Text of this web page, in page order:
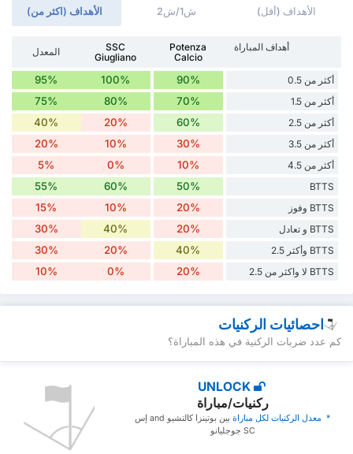
الأهداف (اكثر من) ش1/ش2 الأهداف (أقل)
أهداف المباراة
Potenza
Calcio
SSC
Giugliano
المعدل
أكثر من 0.5 90%
100%
95%
أكثر من 1.5 70%
80%
75%
أكثر من 2.5 60%
20%
40%
أكثر من 3.5 30%
10%
20%
أكثر من 4.5 10%
0%
5%
BTTS
50%
60%
55%
BTTS وفوز 20%
10%
15%
BTTS و تعادل 20%
40%
30%
BTTS وأكثر 2.5 40%
20%
30%
BTTS لا واكثر من 2.5 20%
0%
10%
احصائيات الركنيات
كم عدد ضربات الركنية في هذه المباراة؟
UNLOCK
ركنيات/مباراة
* ‏ ‏معدل الركنيات لكل مباراة
‏بين بوتينزا كالتشيو and إس
SC جوجليانو